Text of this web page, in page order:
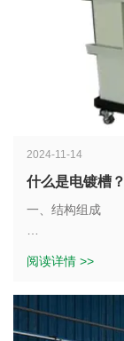
1. 定期检测电镀
以使用化学分析
度、添加剂含量
整电镀液的成分。
2. 控制电镀液的
保持在适宜的范
3. 保持电镀液的
淀物。可以使用
二、槽体的维护
2024-11-14
什么是电镀槽？
一、结构组成
通常由槽体、加
置等部分组成。
阅读详情 >>